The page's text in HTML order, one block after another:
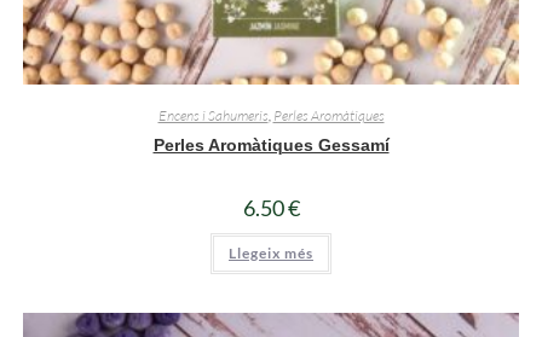
Encens i Sahumeris Perles Aromàtiques
Perles Aromàtiques Gessamí
6.50€
Llegeix més